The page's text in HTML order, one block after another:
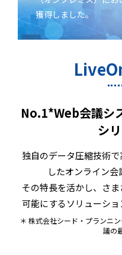
獲得しました。
No.1*Web会議シ
シ
独自のデータ圧縮技術
したオンライン会
その特長を活かし、さ
可能にするソリューショ
＊ 株式会社シード・プランニ
議の